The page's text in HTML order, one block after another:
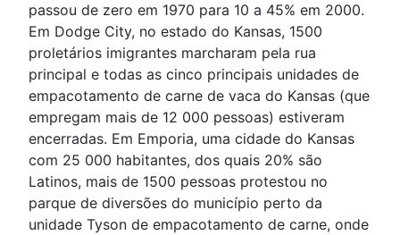
passou de zero em 1970 para 10 a 45% em 2000.
Em Dodge City, no estado do Kansas, 1500
proletários imigrantes marcharam pela rua
principal e todas as cinco principais unidades de
empacotamento de carne de vaca do Kansas (que
empregam mais de 12 000 pessoas) estiveram
encerradas. Em Emporia, uma cidade do Kansas
com 25 000 habitantes, dos quais 20% são
Latinos, mais de 1500 pessoas protestou no
parque de diversões do município perto da
unidade Tyson de empacotamento de carne, onde